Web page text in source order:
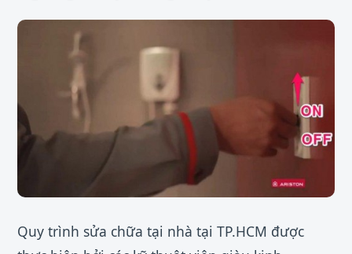
Quy trình sửa chữa tại nhà tại TP.HCM được